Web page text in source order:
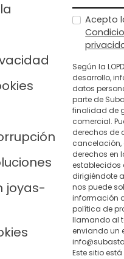
joyas-
Acepto
Según la
desarrollo,
datos
parte de
finalidad de
comercial.
derechos de
cancelación,
derechos en
establecidos
dirigiéndote
nos puede
información
política de
llamando al
enviando un
Este sitio